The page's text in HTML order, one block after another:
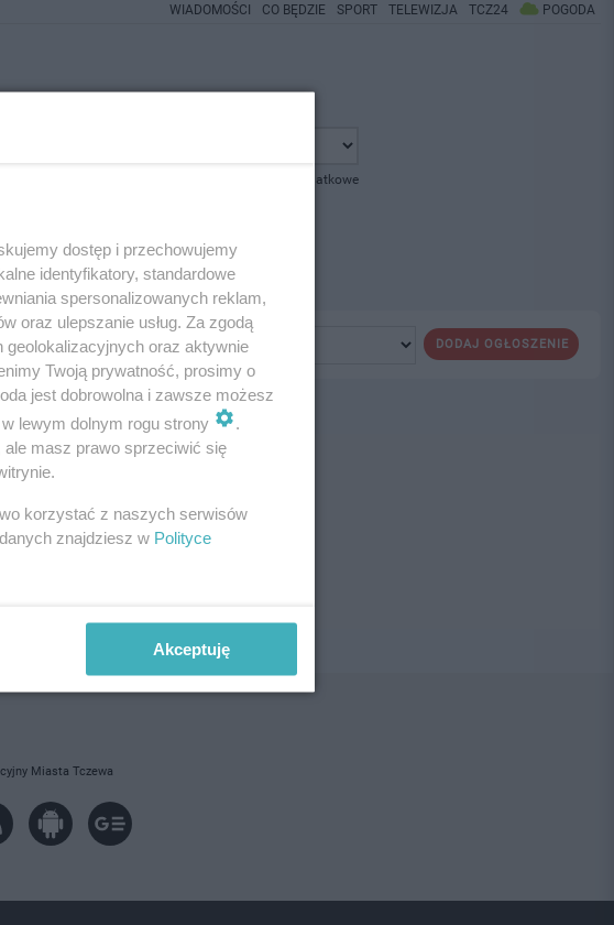
WIADOMOŚCI CO BĘDZIE SPORT TELEWIZJA TCZ24 POGODA
pokaż opcje dodatkowe
DODAJ OGŁOSZENIE
aktywne!
Miasta Tczewa
dostęp i przechowujemy
identyfikatory, standardowe
spersonalizowanych reklam,
oraz ulepszanie usług. Za zgodą
geolokalizacyjnych oraz aktywnie
Twoją prywatność, prosimy o
jest dobrowolna i zawsze możesz
lewym dolnym rogu strony
masz prawo sprzeciwić się
korzystać z naszych serwisów
znajdziesz w Polityce
Akceptuję